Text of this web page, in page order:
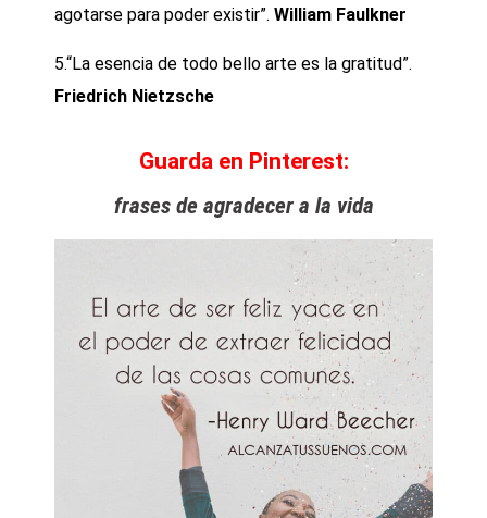
agotarse para poder existir”. William Faulkner
5.“La esencia de todo bello arte es la gratitud”.
Friedrich Nietzsche
Guarda en Pinterest:
frases de agradecer a la vida